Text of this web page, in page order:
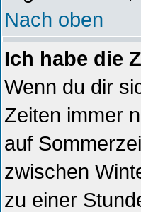
Nach oben
Ich habe die
Wenn du dir
Zeiten immer
auf
zwischen
zu einer